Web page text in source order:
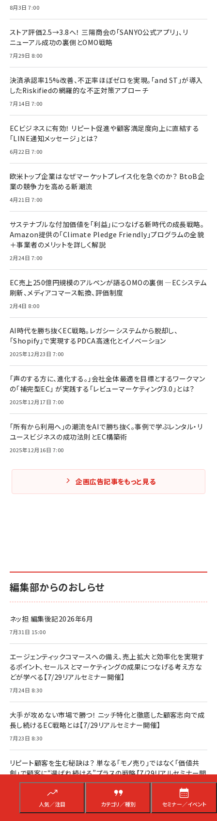
人気／注目 カテゴリ／種別 セミナー／イベント
8月3日 7:00
ストア評価2.5→3.8へ！ 三陽商会の「SANYO公式アプリ」、リ
ニューアル成功の裏側とOMO戦略
7月29日 8:00
決済承認率15%改善、不正率ほぼゼロを実現。「and ST」が導入
したRiskifiedの網羅的な不正対策アプローチ
7月14日 7:00
ECビジネスに有効！ リピート促進や顧客満足度向上に直結する
「LINE通知メッセージ」とは？
6月22日 7:00
欧米トップ企業はなぜマーケットプレイス化を急ぐのか？ BtoB企
業の競争力を高める新潮流
4月21日 7:00
サステナブルな付加価値を「利益」につなげる新時代の成長戦略。
Amazon提供の「Climate Pledge Friendly」プログラムの全貌
＋事業者のメリットを詳しく解説
2月24日 7:00
EC売上250億円規模のアルペンが語るOMOの裏側 ―ECシステム
刷新、メディアコマース転換、評価制度
2月4日 8:00
AI時代を勝ち抜くEC戦略。レガシーシステムから脱却し、
「Shopify」で実現するPDCA高速化とイノベーション
2025年12月23日 7:00
「声のする方に、進化する。」会社全体最適を目標とするワークマン
の「補完型EC」 が実践する「レビューマーケティング3.0」とは？
2025年12月17日 7:00
「所有から利用へ」の潮流をAIで勝ち抜く。事例で学ぶレンタル・リ
ユースビジネスの成功法則とEC構築術
2025年12月16日 7:00
企画広告記事をもっと見る
編集部からのおしらせ
ネッ担 編集後記2026年6月
7月31日 15:00
エージェンティックコマースへの備え、売上拡大と効率化を実現す
るポイント、セールスとマーケティングの成果につなげる考え方な
どが学べる【7/29リアルセミナー開催】
7月24日 8:30
大手が攻めない市場で勝つ！ ニッチ特化と徹底した顧客志向で成
長し続けるEC戦略とは【7/29リアルセミナー開催】
7月23日 8:30
リピート顧客を生む秘訣は？ 単なる「モノ売り」ではなく「価値共
創」で顧客に“選ばれ続ける”プラスの戦略【7/29リアルセミナー開
催】